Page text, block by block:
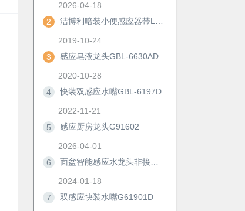
2026-04-18
2
2019-10-24
3
感应皂液龙头GBL-6630AD
2020-10-28
4
快装双感应水嘴GBL-6197D
2022-11-21
5
感应厨房龙头G91602
2026-04-01
6
2024-01-18
7
双感应快装水嘴G61901D